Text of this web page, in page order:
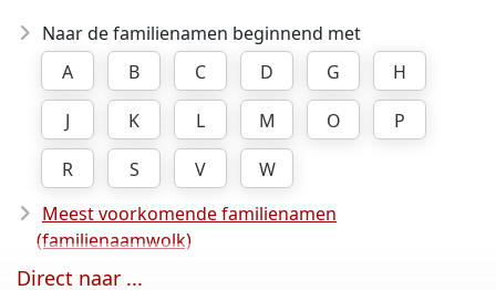
Naar de familienamen beginnend met
A
B C D G
H
J
K L M O
P
R
S V
W
Meest voorkomende familienamen
(familienaamwolk)
Direct naar ...